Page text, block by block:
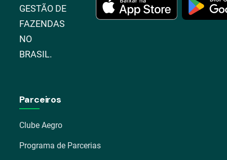
GESTÃO DE
FAZENDAS
NO
BRASIL.
Parceiros
Clube Aegro
Programa de Parcerias